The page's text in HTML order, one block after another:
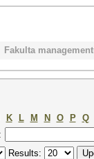
Fakulta
K L M N O P
Q
Results: